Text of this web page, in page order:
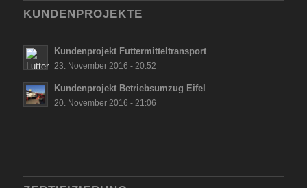
KUNDENPROJEKTE
Kundenprojekt Futtermitteltransport
23. November 2016 - 20:52
Kundenprojekt Betriebsumzug Eifel
20. November 2016 - 21:06